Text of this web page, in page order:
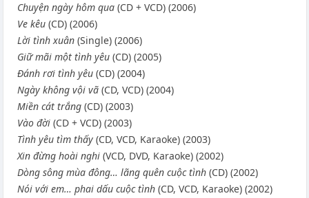
Chuyện ngày hôm qua(CD + VCD) (2006)
Ve kêu(CD) (2006)
Lời tình xuân(Single) (2006)
Giữ mãi một tình yêu(CD) (2005)
Đánh rơi tình yêu(CD) (2004)
Ngày không vội vã(CD, VCD) (2004)
Miền cát trắng(CD) (2003)
Vào đời(CD + VCD) (2003)
Tình yêu tìm thấy(CD, VCD, Karaoke) (2003)
Xin đừng hoài nghi(VCD, DVD, Karaoke) (2002)
Dòng sông mùa đông… lãng quên cuộc tình(CD) (2002)
Nói với em… phai dấu cuộc tình(CD, VCD, Karaoke) (2002)